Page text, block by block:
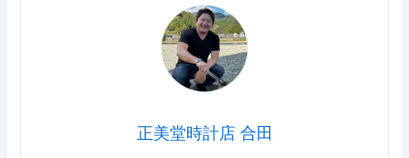
正美堂時計店 合田